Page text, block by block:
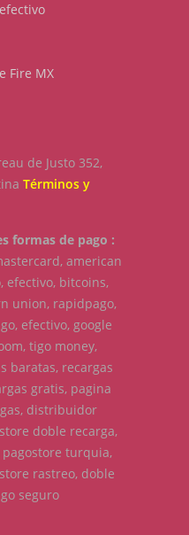
Fire MX
de Justo 352,
Términos y
formas de pago :
american
efectivo, bitcoins,
union, rapidpago,
efectivo, google
tigo money,
baratas, recargas
gratis, pagina
distribuidor
doble recarga,
turquia,
rastreo, doble
seguro